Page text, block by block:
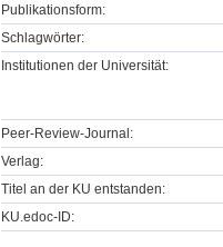
Publikationsform:
Schlagwörter:
Institutionen der Universität:
Peer-Review-Journal:
Verlag:
Titel an der KU entstanden:
KU.edoc-ID: